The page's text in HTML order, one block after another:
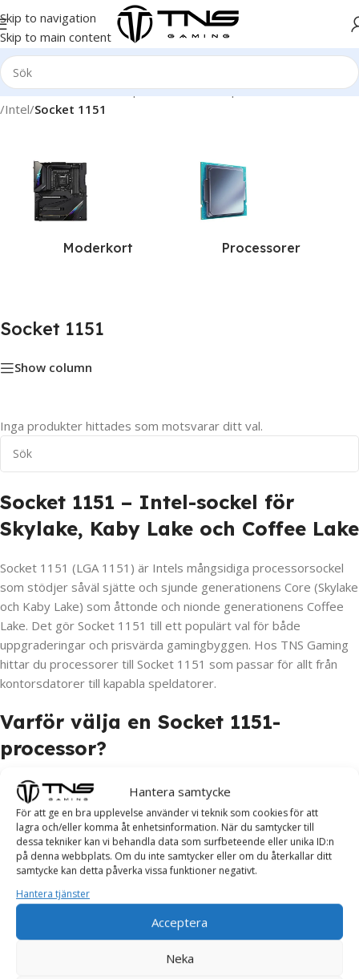
Hantera samtycke
För att ge en bra upplevelse använder vi teknik som cookies för att
lagra och/eller komma åt enhetsinformation. När du samtycker till
dessa tekniker kan vi behandla data som surfbeteende eller unika ID:n
på denna webbplats. Om du inte samtycker eller om du återkallar ditt
samtycke kan detta påverka vissa funktioner negativt.
Hantera tjänster
Acceptera
Neka
Skip to navigation
Skip to main content
Hem/Hårdvara och komponenter/Pc Komponenter/Processorer
/Intel/Socket 1151
Moderkort Processorer
Socket 1151
Show column
Inga produkter hittades som motsvarar ditt val.
Socket 1151 – Intel-sockel för
Skylake, Kaby Lake och Coffee Lake
Socket 1151 (LGA 1151) är Intels mångsidiga processorsockel
som stödjer såväl sjätte och sjunde generationens Core (Skylake
och Kaby Lake) som åttonde och nionde generationens Coffee
Lake. Det gör Socket 1151 till ett populärt val för både
uppgraderingar och prisvärda gamingbyggen. Hos TNS Gaming
hittar du processorer till Socket 1151 som passar för allt från
kontorsdatorer till kapabla speldatorer.
Varför välja en Socket 1151-
processor?
Socket 1151 erbjuder ett stort utbud av processorer och
moderkort med chipset som B150, H110, Z170, B360 och Z390.
Plattformen stödjer DDR4-minne och ger god prestanda för
både spel och vardagsbruk till ett attraktivt pris. För dig som vill
uppgradera eller bygga en kostnadseffektiv dator är Socket
kr och hjälpsam kundtjänst som guidar dig rätt.
Vanliga frågor om Socket 1151